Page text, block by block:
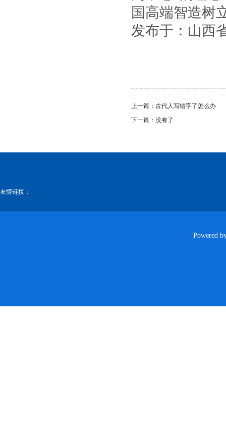
国高端智造树
发布于：山西
上一篇： 古代人写错字了怎么办
下一篇：没有了
友情链接：
Powered